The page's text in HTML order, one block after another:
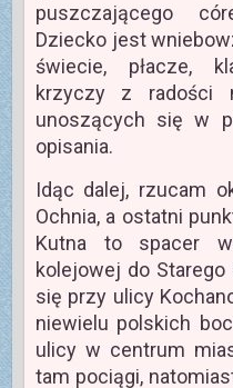
puszczającego
Dziecko jest
świecie, płacze,
krzyczy z radości
unoszących się w
opisania.
Idąc dalej, rzucam
Ochnia, a ostatni
Kutna to spacer
kolejowej do Starego
się przy ulicy
niewielu polskich
ulicy w centrum
tam pociągi,